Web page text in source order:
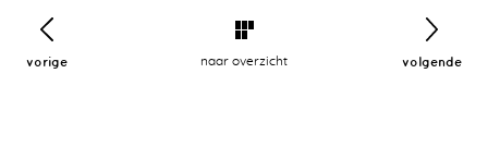
vorige naar overzicht volgende